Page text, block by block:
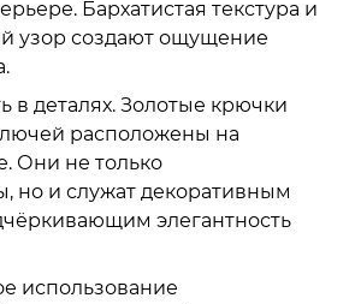
Бархатистая текстура и
узор создают ощущение
в деталях. Золотые крючки
расположены на
Они не только
но и служат декоративным
элегантность
использование